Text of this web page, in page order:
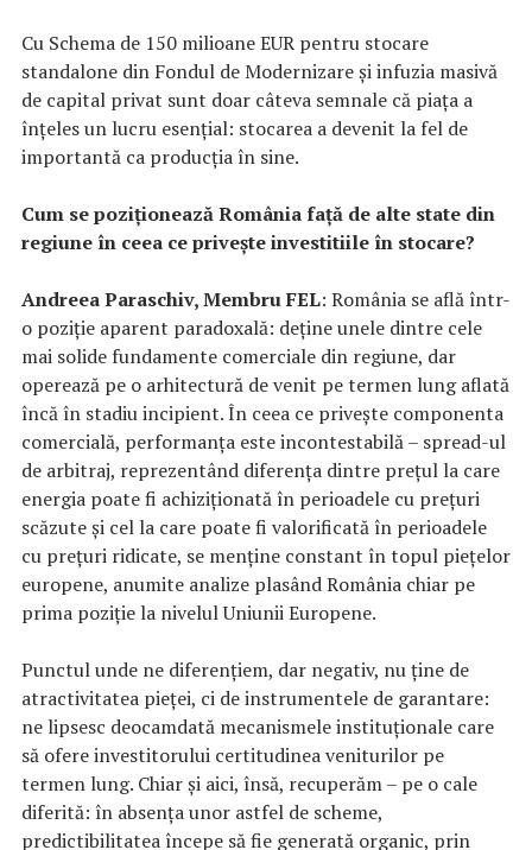
Cu Schema de 150 milioane EUR pentru stocare
standalone din Fondul de Modernizare și infuzia masivă
de capital privat sunt doar câteva semnale că piața a
înțeles un lucru esențial: stocarea a devenit la fel de
importantă ca producția în sine.
Cum se poziționează România față de alte state din
regiune în ceea ce privește investitiile în stocare?
Andreea Paraschiv, Membru FEL: România se află într-
o poziție aparent paradoxală: deține unele dintre cele
mai solide fundamente comerciale din regiune, dar
operează pe o arhitectură de venit pe termen lung aflată
încă în stadiu incipient. În ceea ce privește componenta
comercială, performanța este incontestabilă – spread-ul
de arbitraj, reprezentând diferența dintre prețul la care
energia poate fi achiziționată în perioadele cu prețuri
scăzute și cel la care poate fi valorificată în perioadele
cu prețuri ridicate, se menține constant în topul piețelor
europene, anumite analize plasând România chiar pe
prima poziție la nivelul Uniunii Europene.
Punctul unde ne diferențiem, dar negativ, nu ține de
atractivitatea pieței, ci de instrumentele de garantare:
ne lipsesc deocamdată mecanismele instituționale care
să ofere investitorului certitudinea veniturilor pe
termen lung. Chiar și aici, însă, recuperăm – pe o cale
diferită: în absența unor astfel de scheme,
predictibilitatea începe să fie generată organic, prin